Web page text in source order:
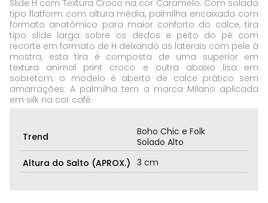
Sandália Papete com Sola Alta Palmilha Anatômica e Tira
Slide H com Textura Croco na cor Caramelo. Com solado
tipo flatform com altura média, palmilha encaixada com
formato anatômico para maior conforto do calce, tira
tipo slide larga sobre os dedos e peito do pé com
recorte em formato de H deixando as laterais com pele à
mostra, esta tira é composta de uma superior em
textura animal print croco e outra abaixo lisa em
sobretom, o modelo é aberto de calce prático sem
amarrações. A palmilha tem a marca Milano aplicada
Trend
Boho Chic e Folk
Solado Alto